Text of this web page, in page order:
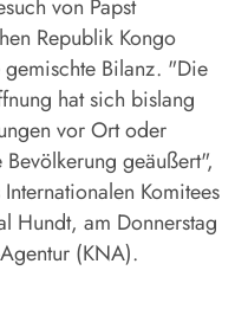
von Papst
Republik Kongo
Bilanz. "Die
hat sich bislang
vor Ort oder
geäußert",
Komitees
Hundt, am Donnerstag
(KNA).